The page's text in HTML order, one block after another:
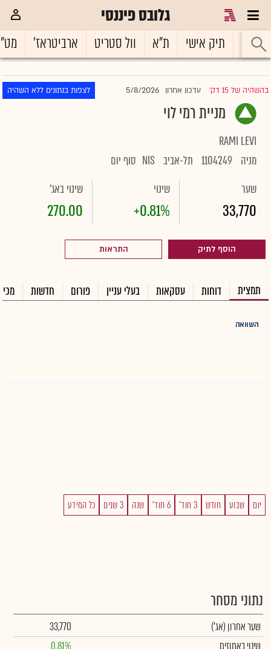
גלובס פיננסי
ראשי תיק אישי ת"א וול סטריט ארביטראז'
בהשהיה של 15 דק' |עדכון אחרון 5/8/2026 לצפות בנתונים ללא השהיה
מניית רמי לוי
RAMI LEVI
מניה 1104249 תל-אביב NIS סוף יום
שער
33,770
שינוי
+0.81%
שינוי באג'
270.00
הוסף לתיק התראות
תמצית דוחות עסקאות בעלי עניין פורום חדשות
השוואה
יום שבוע חודש 3 חוד' 6 חוד' שנה 3 שנים כל המידע
נתוני מסחר
שער אחרון (אג')
33,770